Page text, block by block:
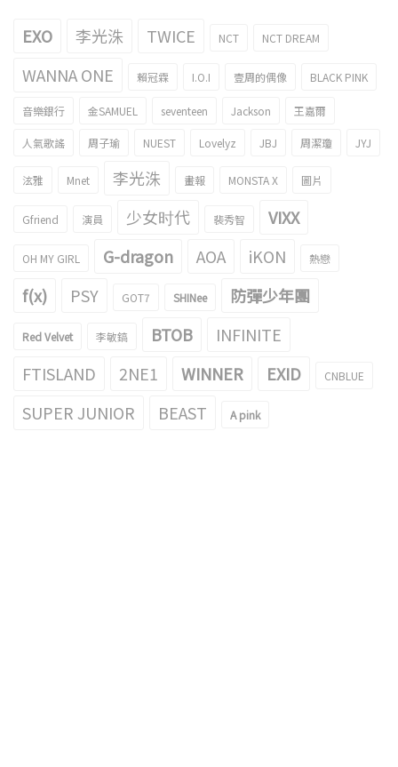
EXO 李光洙 TWICE NCT NCT DREAM
WANNA ONE 賴冠霖 I.O.I 壹周的偶像 BLACK PINK
音樂銀行 金SAMUEL seventeen Jackson 王嘉爾
人氣歌謠 周子瑜 NUEST Lovelyz JBJ 周潔瓊 JYJ
泫雅 Mnet 李光洙 畫報 MONSTA X 圖片
Gfriend 演員 少女时代 裴秀智 VIXX
OH MY GIRL G-dragon AOA iKON 熱戀
f(x) PSY GOT7 SHINee 防彈少年團
Red Velvet 李敏鎬 BTOB
INFINITE
FTISLAND
2NE1 WINNER EXID CNBLUE
SUPER JUNIOR BEAST A pink